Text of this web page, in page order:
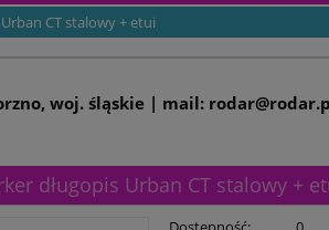
CT stalowy + etui
woj. śląskie | mail:
długopis Urban CT stalowy +